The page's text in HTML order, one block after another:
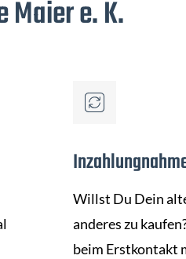
e. K.
Willst Du Dein
anderes zu
beim Erstkontakt